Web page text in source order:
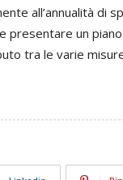
all’annualità di
presentare un
tra le varie